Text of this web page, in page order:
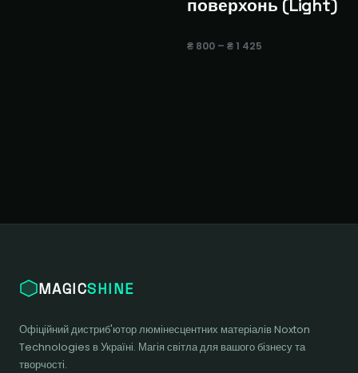
поверхонь (Light)
₴ 800 – ₴ 1 425
MAGICSHINE
Офіційний дистриб'ютор люмінесцентних матеріалів Noxton
Technologies в Україні. Магія світла для вашого бізнесу та
творчості.